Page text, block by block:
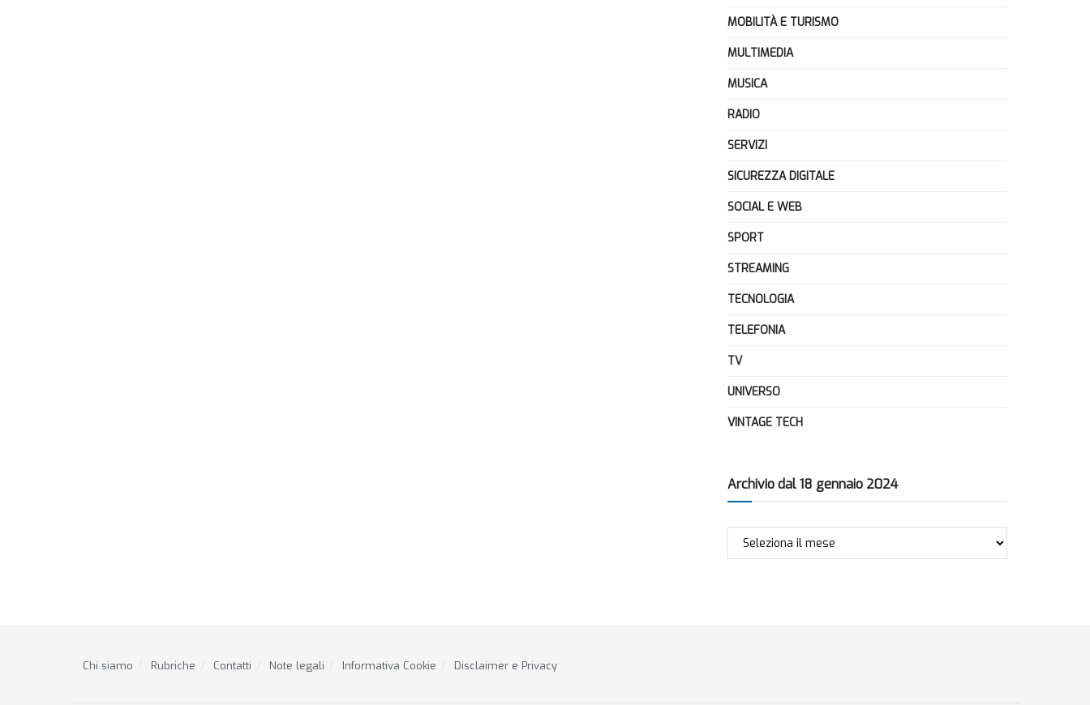
MOBILITÀ E TURISMO
MULTIMEDIA
MUSICA
RADIO
SERVIZI
SICUREZZA DIGITALE
SOCIAL E WEB
SPORT
STREAMING
TECNOLOGIA
TELEFONIA
TV
UNIVERSO
VINTAGE TECH
Archivio dal 18 gennaio 2024
Archivio
Chi siamo Rubriche Contatti Note legali Informativa Cookie Disclaimer e Privacy